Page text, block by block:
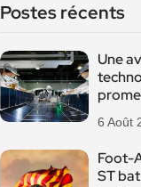
Postes récents
Une
6 Août
Foot-
ST